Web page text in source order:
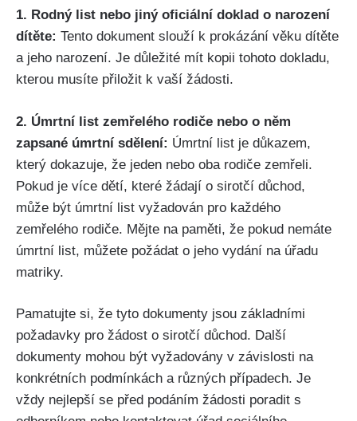
1. Rodný list nebo jiný oficiální doklad o narození
dítěte: Tento dokument slouží k prokázání věku dítěte
a jeho narození. Je důležité mít kopii tohoto dokladu,
kterou musíte přiložit k vaší žádosti.
2. Úmrtní list zemřelého rodiče nebo o něm
zapsané úmrtní sdělení: Úmrtní list je důkazem,
který dokazuje, že jeden nebo oba rodiče zemřeli.
Pokud je více dětí, které žádají o sirotčí důchod,
může být úmrtní list vyžadován pro každého
zemřelého rodiče. Mějte na paměti, že pokud nemáte
úmrtní list, můžete požádat o jeho vydání na úřadu
matriky.
Pamatujte si, že tyto dokumenty jsou základními
požadavky pro žádost o sirotčí důchod. Další
dokumenty mohou být vyžadovány v závislosti na
konkrétních podmínkách a různých případech. Je
vždy nejlepší se před podáním žádosti poradit s